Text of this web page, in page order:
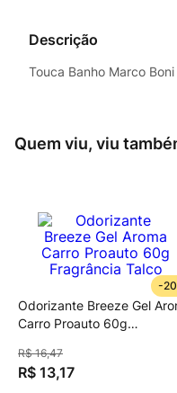
Descrição
Touca Banho Marco
Quem viu, viu
-
Odorizante Breeze Gel
Carro Proauto 60g
R$ 16,47
R$ 13,17